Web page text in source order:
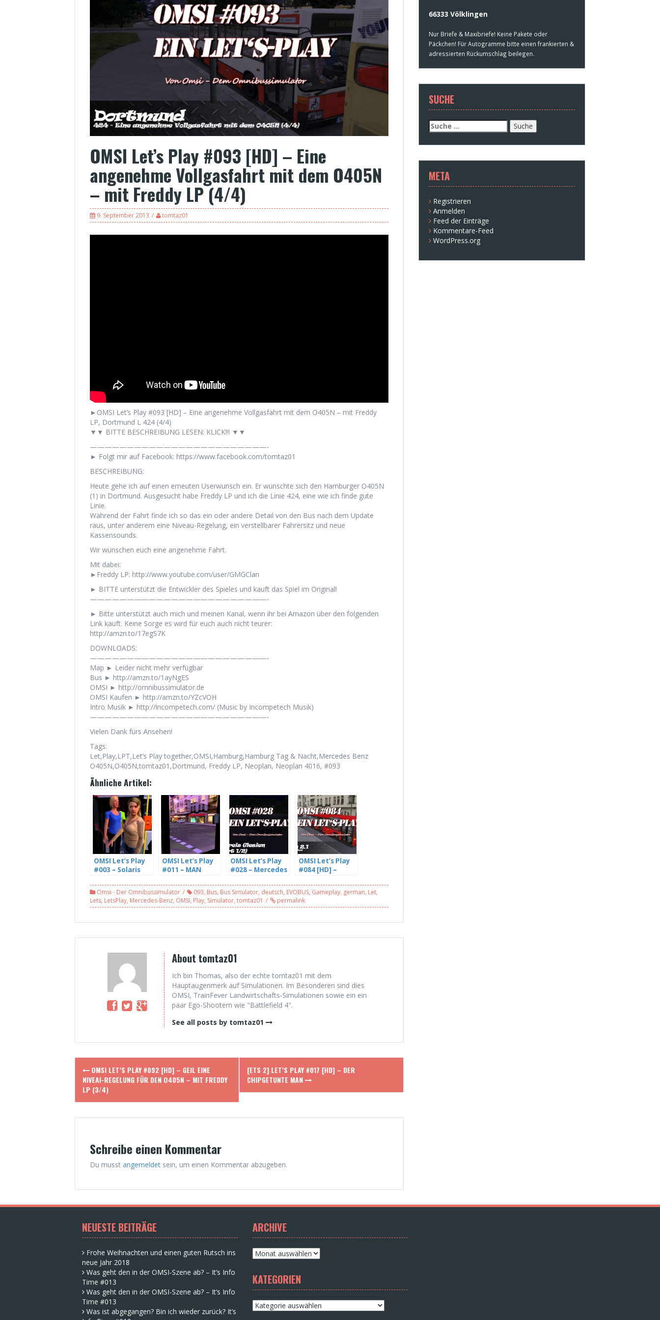
OMSI Let’s Play #093 [HD] – Eine
angenehme Vollgasfahrt mit dem O405N
– mit Freddy LP (4/4)
9. September 2013 tomtaz01
►OMSI Let’s Play #093 [HD] – Eine angenehme Vollgasfahrt mit dem O405N – mit Freddy
LP, Dortmund L 424 (4/4)
▼▼ BITTE BESCHREIBUNG LESEN: KLICK!!! ▼▼
————————————————————————-
► Folgt mir auf Facebook: https://www.facebook.com/tomtaz01
BESCHREIBUNG:
Heute gehe ich auf einen erneuten Userwunsch ein. Er wünschte sich den Hamburger O405N
(1) in Dortmund. Ausgesucht habe Freddy LP und ich die Linie 424, eine wie ich finde gute
Linie.
Während der Fahrt finde ich so das ein oder andere Detail von den Bus nach dem Update
raus, unter anderem eine Niveau-Regelung, ein verstellbarer Fahrersitz und neue
Kassensounds.
Wir wünschen euch eine angenehme Fahrt.
Mit dabei:
►Freddy LP: http://www.youtube.com/user/GMGClan
► BITTE unterstützt die Entwickler des Spieles und kauft das Spiel im Original!
————————————————————————-
► Bitte unterstützt auch mich und meinen Kanal, wenn ihr bei Amazon über den folgenden
Link kauft. Keine Sorge es wird für euch auch nicht teurer:
http://amzn.to/17egS7K
DOWNLOADS:
————————————————————————-
Map ► Leider nicht mehr verfügbar
Bus ► http://amzn.to/1ayNgES
OMSI ► http://omnibussimulator.de
OMSI Kaufen ► http://amzn.to/YZcVOH
Intro Musik ► http://incompetech.com/ (Music by Incompetech Musik)
————————————————————————-
Vielen Dank fürs Ansehen!
Tags:
Let,Play,LPT,Let’s Play together,OMSI,Hamburg,Hamburg Tag & Nacht,Mercedes Benz
O405N,O405N,tomtaz01,Dortmund, Freddy LP, Neoplan, Neoplan 4016, #093
Ähnliche Artikel:
OMSI Let’s Play
#003 – Solaris
Einsatz auf
Römergerg 2.0,
Gletscher-
OMSI Let’s Play
#011 – MAN
auf Velbert,
Linie NE1[2/2]
[HD]
OMSI Let’s Play
#028 – Mercedes
Landkreis
Glesien, Linie N1
(1/2) [HD]
OMSI Let’s Play
#084 [HD] –
mit Freddy LP
(1/2)
Omsi - Der Omnibussimulator 093, Bus, Bus Simulator, deutsch, EVOBUS, Gameplay, german, Let,
Lets, LetsPlay, Mercedes-Benz, OMSI, Play, Simulator, tomtaz01 permalink
About tomtaz01
Ich bin Thomas, also der echte tomtaz01 mit dem
Hauptaugenmerk auf Simulationen. Im Besonderen sind dies
OMSI, TrainFever Landwirtschafts-Simulationen sowie ein ein
paar Ego-Shootern wie "Battlefield 4".
See all posts by tomtaz01
Post
navigation
OMSI LET’S PLAY #092 [HD] – GEIL EINE
NIVEAI-REGELUNG FÜR DEN O405N – MIT FREDDY
LP (3/4)
[ETS 2] LET’S PLAY #017 [HD] – DER
CHIPGETUNTE MAN
Schreibe einen Kommentar
Du musst angemeldet sein, um einen Kommentar abzugeben.
66333 Völklingen
Nur Briefe & Maxibriefe! Keine Pakete oder
Päckchen! Für Autogramme bitte einen frankierten &
adressierten Rückumschlag beilegen.
SUCHE
Suche
nach:
META
Registrieren
Anmelden
Feed der Einträge
Kommentare-Feed
WordPress.org
NEUESTE BEITRÄGE
Frohe Weihnachten und einen guten Rutsch ins
neue Jahr 2018
Was geht den in der OMSI-Szene ab? – It’s Info
Time #013
Was geht den in der OMSI-Szene ab? – It’s Info
Time #013
Was ist abgegangen? Bin ich wieder zurück? It’s
ARCHIVE
Archive
KATEGORIEN
Kategorien